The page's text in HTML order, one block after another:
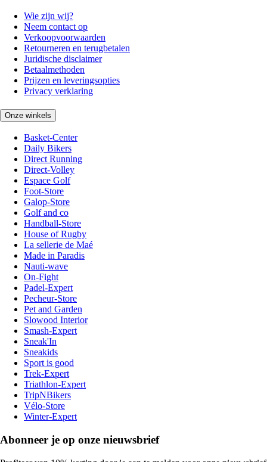
Wie zijn wij?
Neem contact op
Verkoopvoorwaarden
Retourneren en terugbetalen
Juridische disclaimer
Betaalmethoden
Prijzen en leveringsopties
Privacy verklaring
Onze winkels
Basket-Center
Daily Bikers
Direct Running
Direct-Volley
Espace Golf
Foot-Store
Galop-Store
Golf and co
Handball-Store
House of Rugby
La sellerie de Maé
Made in Paradis
Nauti-wave
On-Fight
Padel-Expert
Pecheur-Store
Pet and Garden
Slowood Interior
Smash-Expert
Sneak'In
Sneakids
Sport is good
Trek-Expert
Triathlon-Expert
TripNBikers
Vélo-Store
Winter-Expert
Abonneer je op onze nieuwsbrief